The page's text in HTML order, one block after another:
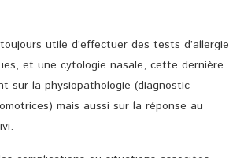
utile d’effectuer des tests d’allergie
et une cytologie nasale, cette dernière
sur la physiopathologie (diagnostic
mais aussi sur la réponse au